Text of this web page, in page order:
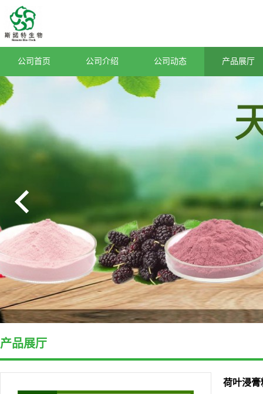
公司首页 公司介绍 公司动态 产品展厅
产品展厅
荷叶浸膏